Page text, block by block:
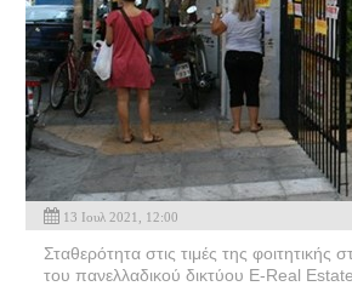
13 Ιουλ 2021, 12:00
Σταθερότητα στις τιμές της
του πανελλαδικού δικτύου E-Real